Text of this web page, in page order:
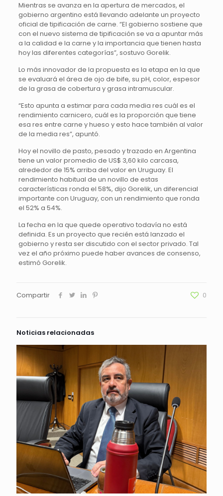
Mientras se avanza en la apertura de mercados, el
gobierno argentino está llevando adelante un proyecto
oficial de tipificación de carne. “El gobierno sostiene que
con el nuevo sistema de tipificación se va a apuntar más
a la calidad e la carne y la importancia que tienen hasta
hoy las diferentes categorías”, sostuvo Gorelik.
Lo más innovador de la propuesta es la etapa en la que
se evaluará el área de ojo de bife, su pH, color, espesor
de la grasa de cobertura y grasa intramuscular.
“Esto apunta a estimar para cada media res cuál es el
rendimiento carnicero, cuál es la proporción que tiene
esa res entre carne y hueso y esto hace también al valor
de la media res”, apuntó.
Hoy el novillo de pasto, pesado y trazado en Argentina
tiene un valor promedio de US$ 3,60 kilo carcasa,
alrededor de 15% arriba del valor en Uruguay. El
rendimiento habitual de un novillo de estas
características ronda el 58%, dijo Gorelik, un diferencial
importante con Uruguay, con un rendimiento que ronda
el 52% a 54%.
La fecha en la que quede operativo todavía no está
definida. Es un proyecto que recién está lanzado el
gobierno y resta ser discutido con el sector privado. Tal
vez el año próximo puede haber avances de consenso,
estimó Gorelik.
Compartir 0
Noticias relacionadas